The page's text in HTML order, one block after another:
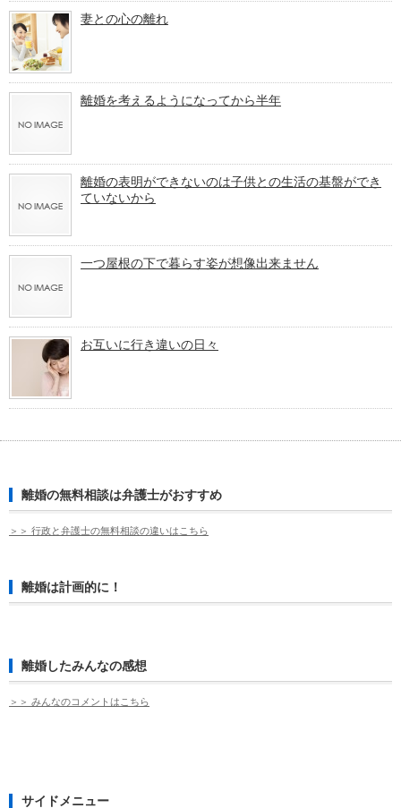
妻との心の離れ
離婚を考えるようになってから半年
離婚の表明ができないのは子供との生活の基盤ができ
ていないから
一つ屋根の下で暮らす姿が想像出来ません
お互いに行き違いの日々
離婚の無料相談は弁護士がおすすめ
＞＞ 行政と弁護士の無料相談の違いはこちら
離婚は計画的に！
離婚したみんなの感想
＞＞ みんなのコメントはこちら
サイドメニュー